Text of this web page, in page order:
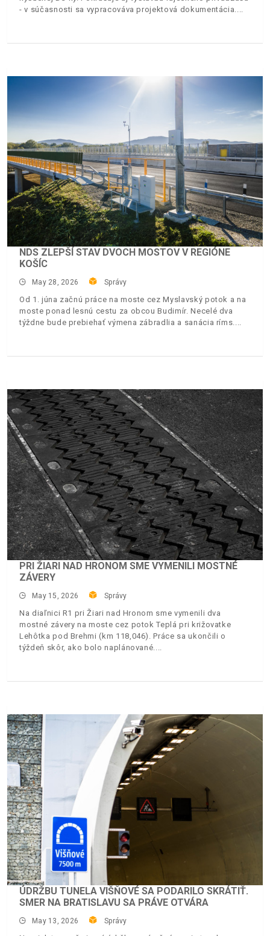
- v súčasnosti sa vypracováva projektová dokumentácia.
NDS ZLEPŠÍ STAV DVOCH MOSTOV V REGIÓNE
KOŠÍC
May 28, 2026 Správy
Od 1. júna začnú práce na moste cez Myslavský potok a na
moste ponad lesnú cestu za obcou Budimír. Necelé dva
týždne bude prebiehať výmena zábradlia a sanácia ríms.
PRI ŽIARI NAD HRONOM SME VYMENILI MOSTNÉ
ZÁVERY
May 15, 2026 Správy
Na diaľnici R1 pri Žiari nad Hronom sme vymenili dva
mostné závery na moste cez potok Teplá pri križovatke
Lehôtka pod Brehmi (km 118,046). Práce sa ukončili o
týždeň skôr, ako bolo naplánované.
ÚDRŽBU TUNELA VIŠŇOVÉ SA PODARILO SKRÁTIŤ.
SMER NA BRATISLAVU SA PRÁVE OTVÁRA
May 13, 2026 Správy